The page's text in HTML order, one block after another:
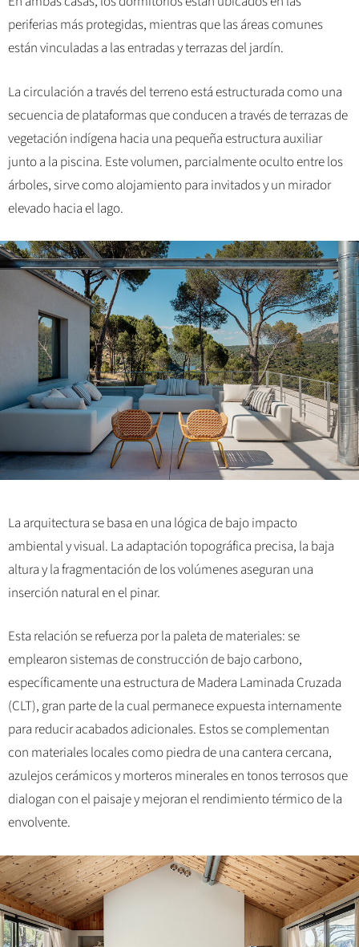
periferias más protegidas, mientras que las áreas comunes
están vinculadas a las entradas y terrazas del jardín.
La circulación a través del terreno está estructurada como una
secuencia de plataformas que conducen a través de terrazas de
vegetación indígena hacia una pequeña estructura auxiliar
junto a la piscina. Este volumen, parcialmente oculto entre los
árboles, sirve como alojamiento para invitados y un mirador
elevado hacia el lago.
La arquitectura se basa en una lógica de bajo impacto
ambiental y visual. La adaptación topográfica precisa, la baja
altura y la fragmentación de los volúmenes aseguran una
inserción natural en el pinar.
Esta relación se refuerza por la paleta de materiales: se
emplearon sistemas de construcción de bajo carbono,
específicamente una estructura de Madera Laminada Cruzada
(CLT), gran parte de la cual permanece expuesta internamente
para reducir acabados adicionales. Estos se complementan
con materiales locales como piedra de una cantera cercana,
azulejos cerámicos y morteros minerales en tonos terrosos que
dialogan con el paisaje y mejoran el rendimiento térmico de la
envolvente.